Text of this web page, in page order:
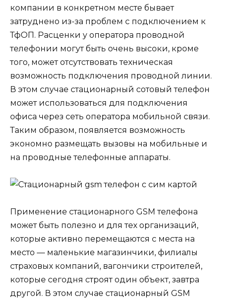
компании в конкретном месте бывает
затруднено из-за проблем с подключением к
ТфОП. Расценки у оператора проводной
телефонии могут быть очень высоки, кроме
того, может отсутствовать техническая
возможность подключения проводной линии.
В этом случае стационарный сотовый телефон
может использоваться для подключения
офиса через сеть оператора мобильной связи.
Таким образом, появляется возможность
экономно размещать вызовы на мобильные и
на проводные телефонные аппараты.
Применение стационарного GSM телефона
может быть полезно и для тех организаций,
которые активно перемещаются с места на
место — маленькие магазинчики, филиалы
страховых компаний, вагончики строителей,
которые сегодня строят один объект, завтра
другой. В этом случае стационарный GSM